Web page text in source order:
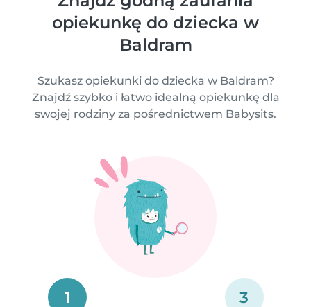
opiekunkę do dziecka w
Baldram
Szukasz opiekunki do dziecka w Baldram?
Znajdź szybko i łatwo idealną opiekunkę dla
swojej rodziny za pośrednictwem Babysits.
1 3